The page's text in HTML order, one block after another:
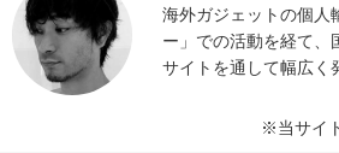
海外ガジェットの個人
ー」での活動を経て、
サイトを通して幅広く
※当サイ